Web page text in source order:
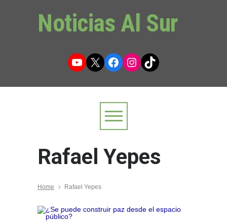
Noticias Al Sur
YouTube
X Facebook
Instagram
TikTok
Rafael Yepes
Home Rafael Yepes